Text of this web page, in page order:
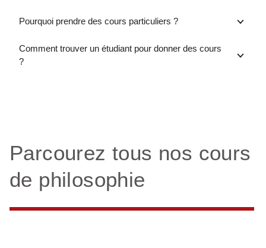
Pourquoi prendre des cours particuliers ?
Comment trouver un étudiant pour donner des cours
?
Parcourez tous nos cours
de philosophie